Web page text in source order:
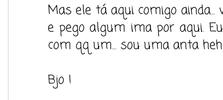
Mas ele tá aqui comigo
e pego algum ima por aqui.
com qq um... sou uma anta
Bjo !